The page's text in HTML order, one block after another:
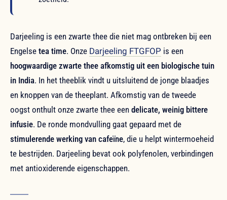
Darjeeling is een zwarte thee die niet mag ontbreken bij een
Engelse tea time. Onze Darjeeling FTGFOP is een
hoogwaardige zwarte thee afkomstig uit een biologische tuin
in India. In het theeblik vindt u uitsluitend de jonge blaadjes
en knoppen van de theeplant. Afkomstig van de tweede
oogst onthult onze zwarte thee een delicate, weinig bittere
infusie. De ronde mondvulling gaat gepaard met de
stimulerende werking van cafeïne, die u helpt wintermoeheid
te bestrijden. Darjeeling bevat ook polyfenolen, verbindingen
met antioxiderende eigenschappen.